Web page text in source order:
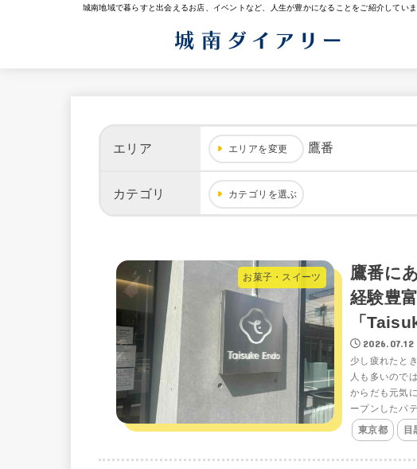
城南地域で暮らすと出会えるお店、イベントなど、人生が豊かになることをご紹介していま
エリア エリアを変更 鷹番
カテゴリ カテゴリを選ぶ
お菓子・スイーツ
鷹番に
経験豊
「
2026.07.12
少し疲れたと
人も多いので
からだも元気
ープンしたパ
東京都 目